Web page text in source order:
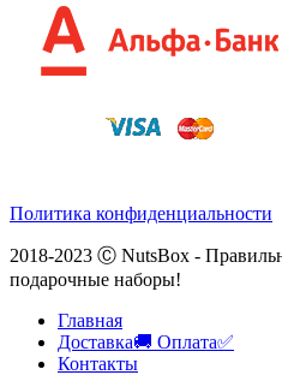
Политика конфиденциальности
2018-2023 Ⓒ NutsBox -
подарочные наборы!
Главная
Доставка🚚 Оплата✅
Контакты